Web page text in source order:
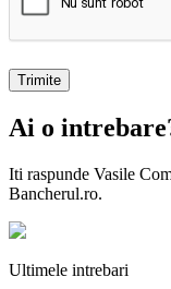
Ai o
Iti raspunde Vasile
Bancherul.ro.
Ultimele intrebari